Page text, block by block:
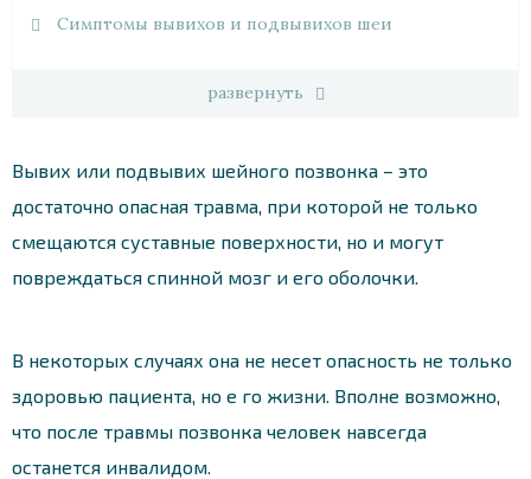
Симптомы вывихов и подвывихов шеи
развернуть
Вывих или подвывих шейного позвонка – это
достаточно опасная травма, при которой не только
смещаются суставные поверхности, но и могут
повреждаться спинной мозг и его оболочки.
В некоторых случаях она не несет опасность не только
здоровью пациента, но е го жизни. Вполне возможно,
что после травмы позвонка человек навсегда
останется инвалидом.